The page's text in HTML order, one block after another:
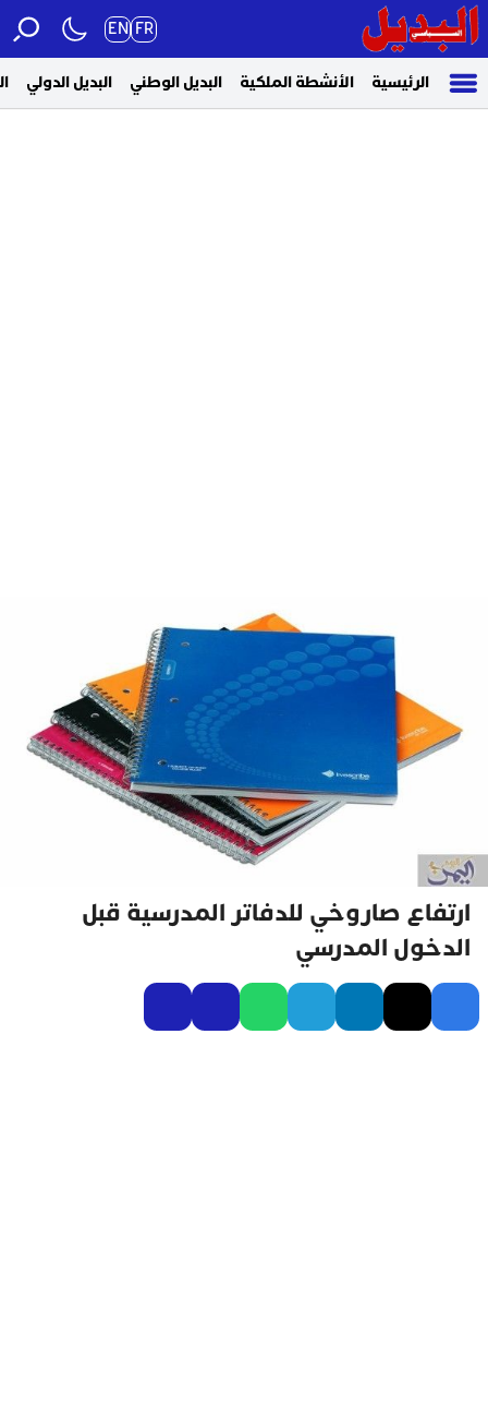
FR
EN
الرئيسية الأنشطة الملكية البديل الوطني البديل الدولي
ارتفاع صاروخي للدفاتر المدرسية قبل
الدخول المدرسي